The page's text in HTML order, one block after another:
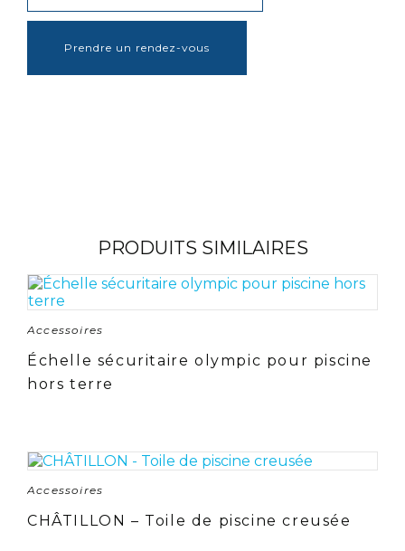
Prendre un rendez-vous
PRODUITS SIMILAIRES
Accessoires
Échelle sécuritaire olympic pour piscine
hors terre
Accessoires
CHÂTILLON – Toile de piscine creusée